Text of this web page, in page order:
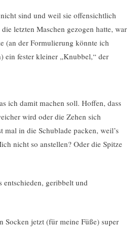
sind und weil sie offensichtlich
letzten Maschen gezogen hatte, war
(an der Formulierung könnte ich
ein fester kleiner „Knubbel,“ der
ich damit machen soll. Hoffen, dass
wird oder die Zehen sich
mal in die Schublade packen, weil’s
nicht so anstellen? Oder die Spitze
geribbelt und
Socken jetzt (für meine Füße) super